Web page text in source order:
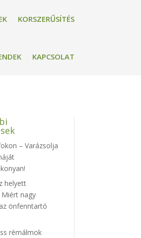
KORSZERŰSÍTÉS
KAPCSOLAT
– Varázsolja
helyett
nagy
önfenntartó
rémálmok